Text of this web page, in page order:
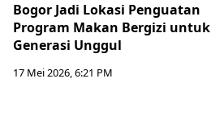
Bogor Jadi Lokasi Penguatan
Program Makan Bergizi untuk
Generasi Unggul
17 Mei 2026, 6:21 PM